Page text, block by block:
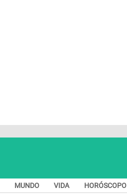
MUNDO VIDA HORÓSCOPO